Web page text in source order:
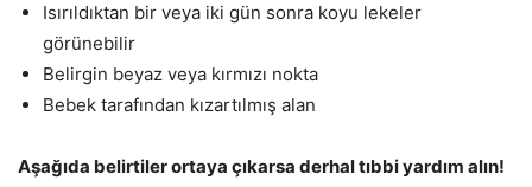
Isırıldıktan bir veya iki gün sonra koyu lekeler
görünebilir
Belirgin beyaz veya kırmızı nokta
Bebek tarafından kızartılmış alan
Aşağıda belirtiler ortaya çıkarsa derhal tıbbi yardım alın!